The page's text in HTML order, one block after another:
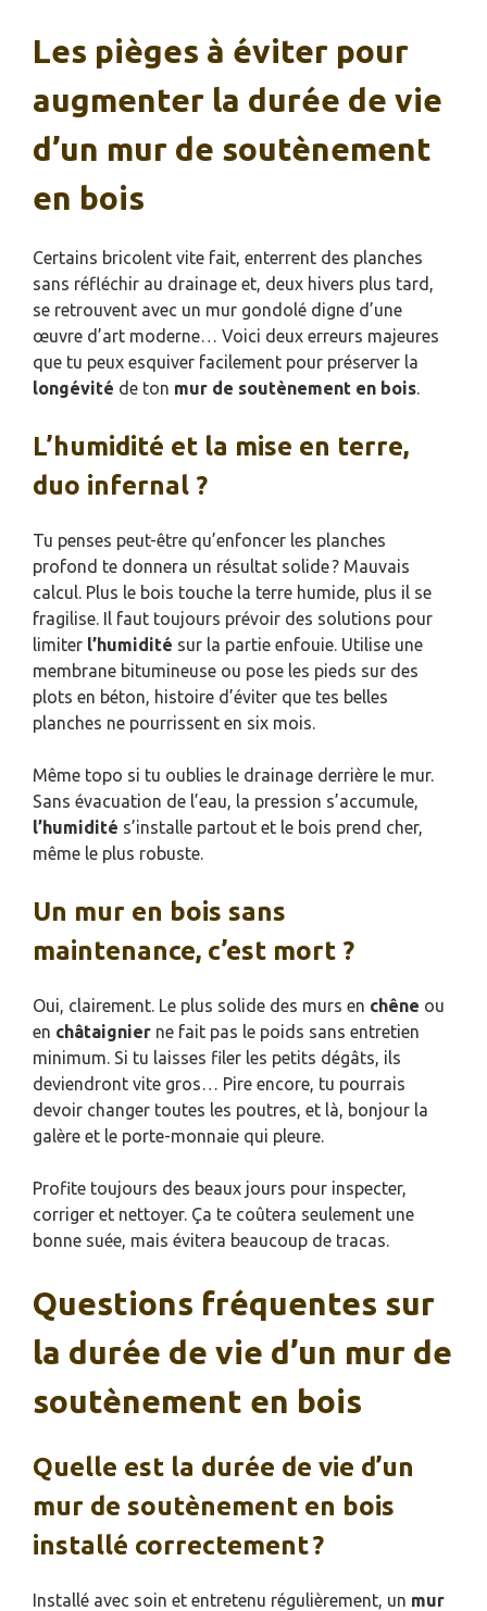
Les pièges à éviter pour
augmenter la durée de vie
d’un mur de soutènement
en bois
Certains bricolent vite fait, enterrent des planches
sans réfléchir au drainage et, deux hivers plus tard,
se retrouvent avec un mur gondolé digne d’une
œuvre d’art moderne… Voici deux erreurs majeures
que tu peux esquiver facilement pour préserver la
longévité de ton mur de soutènement en bois.
L’humidité et la mise en terre,
duo infernal ?
Tu penses peut-être qu’enfoncer les planches
profond te donnera un résultat solide ? Mauvais
calcul. Plus le bois touche la terre humide, plus il se
fragilise. Il faut toujours prévoir des solutions pour
limiter l’humidité sur la partie enfouie. Utilise une
membrane bitumineuse ou pose les pieds sur des
plots en béton, histoire d’éviter que tes belles
planches ne pourrissent en six mois.
Même topo si tu oublies le drainage derrière le mur.
Sans évacuation de l’eau, la pression s’accumule,
l’humidité s’installe partout et le bois prend cher,
même le plus robuste.
Un mur en bois sans
maintenance, c’est mort ?
Oui, clairement. Le plus solide des murs en chêne ou
en châtaignier ne fait pas le poids sans entretien
minimum. Si tu laisses filer les petits dégâts, ils
deviendront vite gros… Pire encore, tu pourrais
devoir changer toutes les poutres, et là, bonjour la
galère et le porte-monnaie qui pleure.
Profite toujours des beaux jours pour inspecter,
corriger et nettoyer. Ça te coûtera seulement une
bonne suée, mais évitera beaucoup de tracas.
Questions fréquentes sur
la durée de vie d’un mur de
soutènement en bois
Quelle est la durée de vie d’un
mur de soutènement en bois
installé correctement ?
Installé avec soin et entretenu régulièrement, un mur